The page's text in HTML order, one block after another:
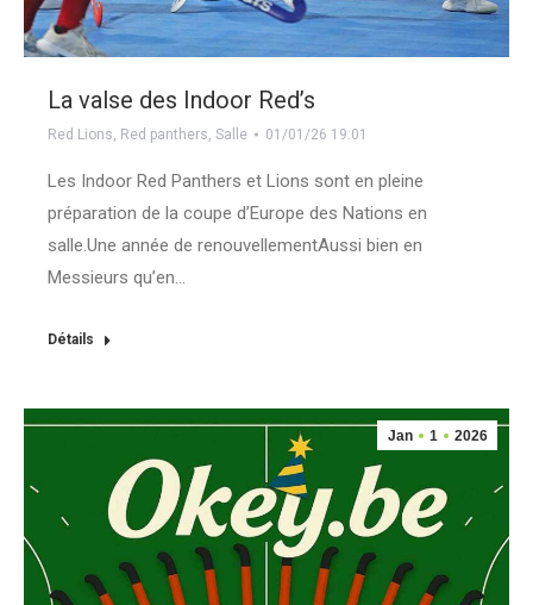
La valse des Indoor Red’s
Red Lions, Red panthers, Salle 01/01/26 19:01
Les Indoor Red Panthers et Lions sont en pleine
préparation de la coupe d’Europe des Nations en
salle.Une année de renouvellementAussi bien en
Messieurs qu’en…
Détails
Jan 1 2026